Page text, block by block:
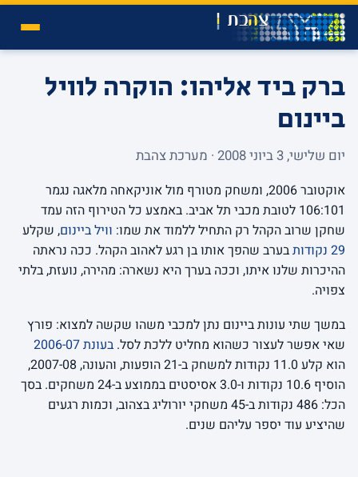
ברק ביד אליהו: הוקרה לוויל
ביינום
יום שלישי, 3 ביוני 2008 · מערכת צהבת
אוקטובר 2006, ומשחק מטורף מול אוניקאחה מלאגה נגמר
106:101 לטובת מכבי תל אביב. באמצע כל הטירוף הזה עמד
שחקן שרוב הקהל רק התחיל ללמוד את שמו: וויל ביינום, שקלע
29 נקודות
בערב שהפך אותו בן רגע לאהוב הקהל. ככה נראתה
ההיכרות שלנו איתו, וככה בערך היא נשארה: מהירה, נועזת, בלתי
צפויה.
במשך שתי עונות ביינום נתן למכבי משהו שקשה למצוא: פורץ
שאי אפשר לעצור כשהוא מחליט ללכת לסל. בעונת 2006-07
הוא קלע 11.0 נקודות למשחק ב-21 הופעות, והעונה, 2007-08,
הוסיף 10.6 נקודות ו-3.0 אסיסטים בממוצע ב-24 משחקים. בסך
הכל: 486 נקודות ב-45 משחקי יורוליג בצהוב, וכמות רגעים
שהיציע עוד יספר עליהם שנים.